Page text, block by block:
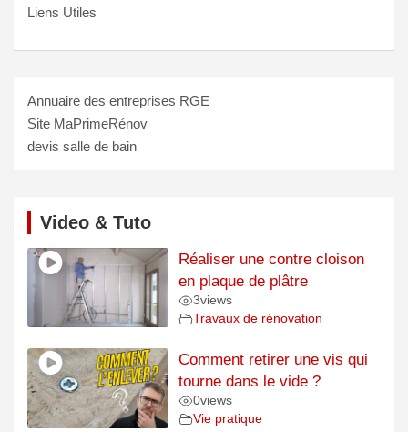
Liens Utiles
Annuaire des entreprises RGE
Site MaPrimeRénov
devis salle de bain
Video & Tuto
Réaliser une contre cloison
en plaque de plâtre
3views
Travaux de rénovation
Comment retirer une vis qui
tourne dans le vide ?
0views
Vie pratique